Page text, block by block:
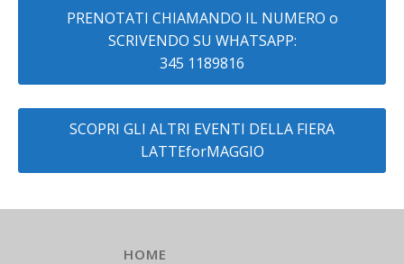
PRENOTATI CHIAMANDO IL NUMERO o
SCRIVENDO SU WHATSAPP:
345 1189816
SCOPRI GLI ALTRI EVENTI DELLA FIERA
LATTEforMAGGIO
HOME